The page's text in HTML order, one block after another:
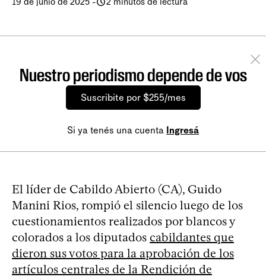
Nuestro periodismo depende de vos
Suscribite por $255/mes
Si ya tenés una cuenta Ingresá
El líder de Cabildo Abierto (CA), Guido
Manini Rios, rompió el silencio luego de los
cuestionamientos realizados por blancos y
colorados a los diputados cabildantes que
dieron sus votos para la aprobación de los
artículos centrales de la Rendición de